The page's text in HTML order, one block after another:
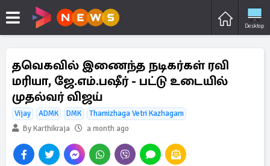
Desktop
தவெகவில் இணைந்த நடிகர்கள் ரவி
மரியா, ஜே.எம்.பஷீர் - பட்டு உடையில்
முதல்வர் விஜய்
Vijay ADMK DMK
Thamizhaga Vetri Kazhagam
By Karthikraja
a month ago